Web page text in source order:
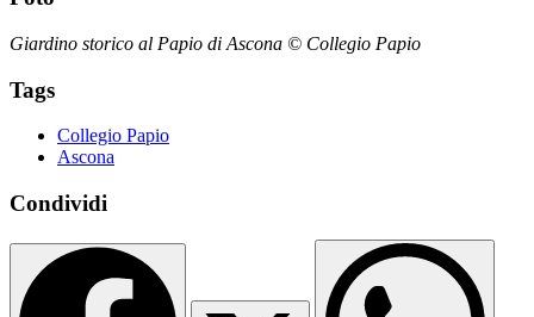
Giardino storico al Papio di Ascona © Collegio Papio
Tags
Collegio Papio
Ascona
Condividi